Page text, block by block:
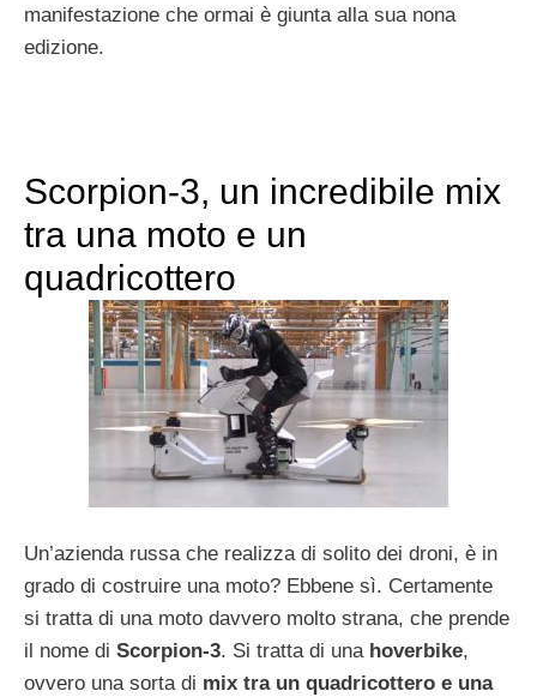
manifestazione che ormai è giunta alla sua nona
edizione.
Scorpion-3, un incredibile mix
tra una moto e un
quadricottero
Un’azienda russa che realizza di solito dei droni, è in
grado di costruire una moto? Ebbene sì. Certamente
si tratta di una moto davvero molto strana, che prende
il nome di Scorpion-3. Si tratta di una hoverbike,
ovvero una sorta di mix tra un quadricottero e una